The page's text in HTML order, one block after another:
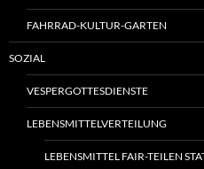
FAHRRAD-KULTUR-GARTEN
SOZIAL
VESPERGOTTESDIENSTE
LEBENSMITTELVERTEILUNG
LEBENSMITTEL FAIR-TEILEN